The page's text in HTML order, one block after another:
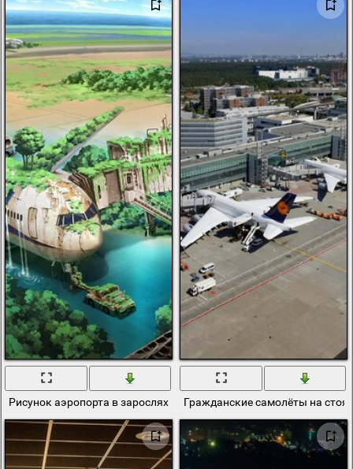
Рисунок аэропорта в зарослях и развалинахГражданские самолёты на